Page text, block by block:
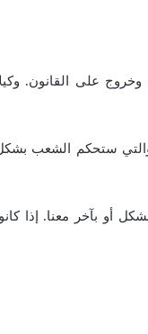
على القانون.
والتي ستحكم الشعب
أو بآخر معنا. إذا كانوا